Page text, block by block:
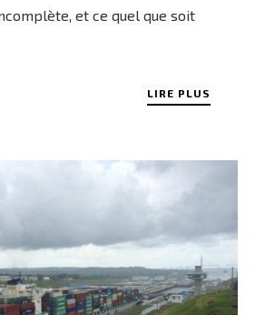
et ce quel que soit
LIRE PLUS